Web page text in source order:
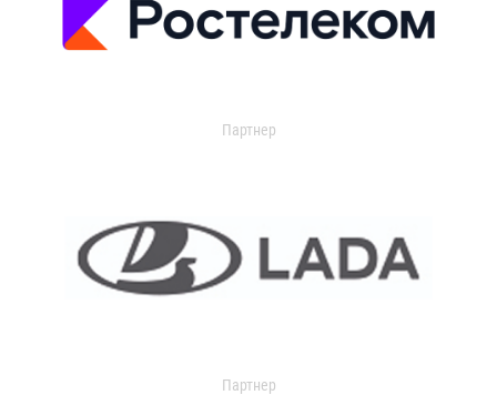
Партнер
Партнер